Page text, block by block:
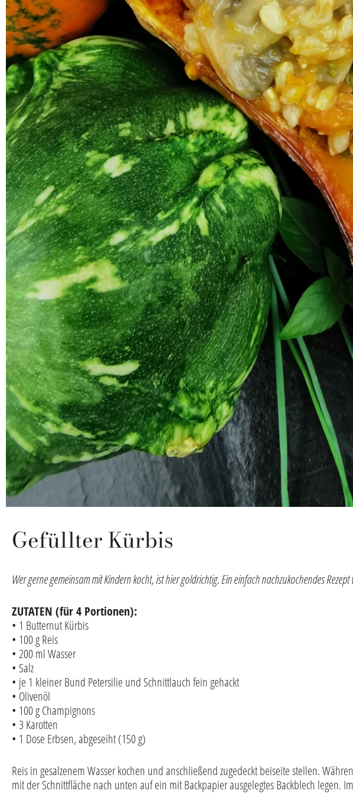
Gefüllter Kürbis
Wer gerne gemeinsam mit Kindern kocht, ist hier goldrichtig. Ein einfach nachzukochendes Rezept
ZUTATEN (für 4 Portionen):
• 1 Butternut Kürbis
• 100 g Reis
• 200 ml Wasser
• Salz
• je 1 kleiner Bund Petersilie und Schnittlauch fein gehackt
• Olivenöl
• 100 g Champignons
• 3 Karotten
• 1 Dose Erbsen, abgeseiht (150 g)
Reis in gesalzenem Wasser kochen und anschließend zugedeckt beiseite stellen.
mit der Schnittfläche nach unten auf ein mit Backpapier ausgelegtes Backblech legen.